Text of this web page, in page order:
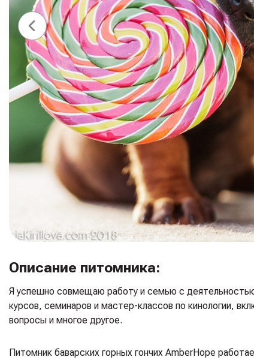
Описание питомника:
Я успешно совмещаю работу и семью с
курсов, семинаров и мастер-классов по кинологии,
вопросы и многое другое.
Питомник баварских горных гончих AmberHope